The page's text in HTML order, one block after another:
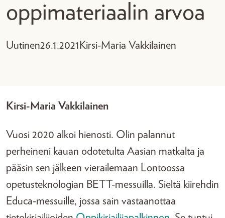
oppimateriaalin arvoa
Uutinen26.1.2021 Kirsi-Maria Vakkilainen
Kirsi-Maria Vakkilainen
Vuosi 2020 alkoi hienosti. Olin palannut
perheineni kauan odotetulta Aasian matkalta ja
pääsin sen jälkeen vierailemaan Lontoossa
opetusteknologian BETT-messuilla. Sieltä kiirehdin
Educa-messuille, jossa sain vastaanottaa